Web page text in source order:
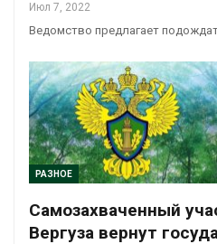
Июл 7, 2022
Ведомство предлагает
РАЗНОЕ
Самозахваченный
Вергуза вернут